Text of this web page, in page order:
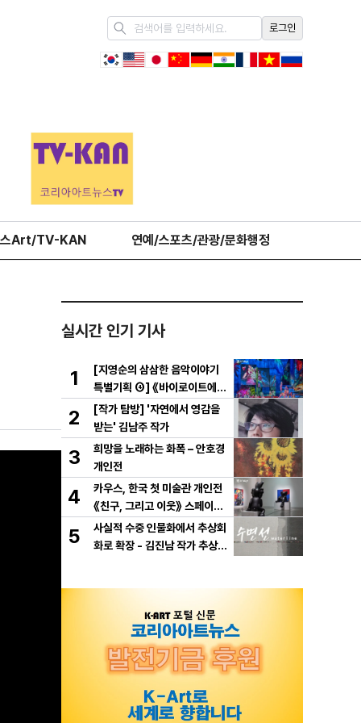
로그인
스Art/TV-KAN 연예/스포츠/관광/문화행정
실시간 인기 기사
1
[지영순의 삼삼한 음악이야기
특별기획 ④] 《바이로이트에서
만난 바그너》
2
[작가 탐방] '자연에서 영감을
받는' 김남주 작가
3
희망을 노래하는 화폭 – 안호경
개인전
4
카우스, 한국 첫 미술관 개인전
《친구, 그리고 이웃》 스페이스
K 서울에서 개최
5
사실적 수중 인물화에서 추상회
화로 확장 - 김진남 작가 추상